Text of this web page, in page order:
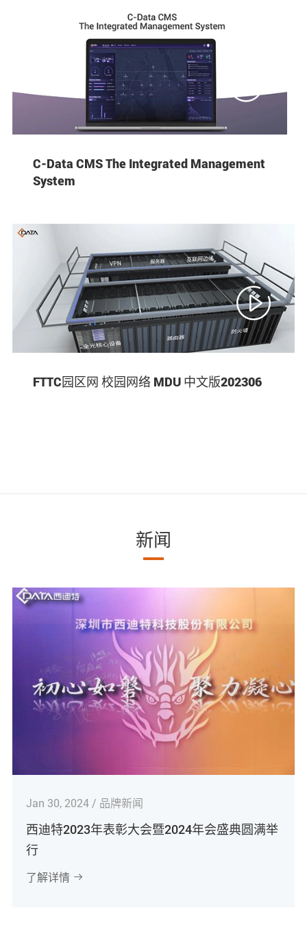

C-Data CMS The Integrated Management
System

FTTC园区网 校园网络 MDU 中文版202306
新闻
Jan 30, 2024 / 品牌新闻
西迪特2023年表彰大会暨2024年会盛典圆满举
行
了解详情 